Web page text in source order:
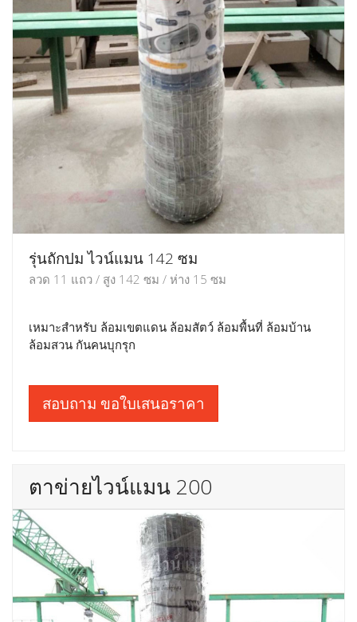
รุ่นถักปม ไวน์แมน 142 ซม
ลวด 11 แถว / สูง 142 ซม / ห่าง 15 ซม
เหมาะสำหรับ ล้อมเขตแดน ล้อมสัตว์ ล้อมพื้นที่ ล้อมบ้าน
ล้อมสวน กันคนบุกรุก
สอบถาม ขอใบเสนอราคา
ตาข่ายไวน์แมน 200